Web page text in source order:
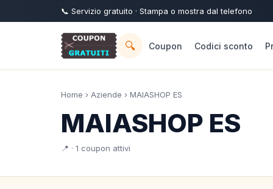
📞 Servizio gratuito · Stampa o mostra dal telefono
🔍 Coupon Codici sconto
Home › Aziende › MAIASHOP ES
MAIASHOP ES
📍 · 1 coupon attivi